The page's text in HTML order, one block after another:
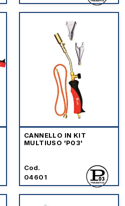
CANNELLO IN KIT
MULTIUSO 'P03'
Cod.
04601